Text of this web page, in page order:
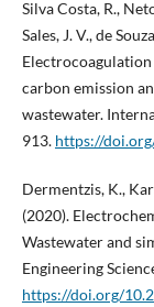
Silva Costa, R.,
Sales, J. V., de
carbon emission
wastewater.
913. https://
Dermentzis, K.,
(2020).
Wastewater and
Engineering
https://doi.org/